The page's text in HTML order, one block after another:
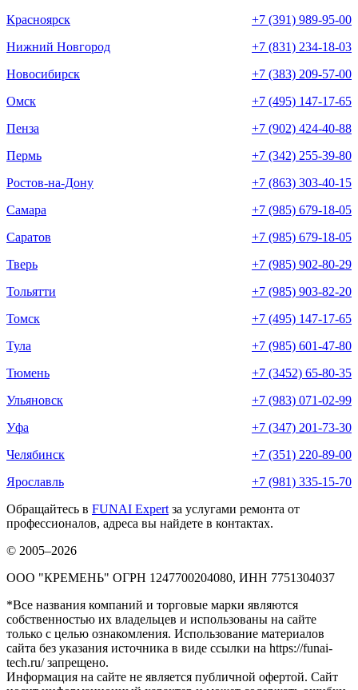
Красноярск
+7 (391) 989-95-00
Нижний Новгород
+7 (831) 234-18-03
Новосибирск
+7 (383) 209-57-00
Омск
+7 (495) 147-17-65
Пенза
+7 (902) 424-40-88
Пермь
+7 (342) 255-39-80
Ростов-на-Дону
+7 (863) 303-40-15
Самара
+7 (985) 679-18-05
Саратов
+7 (985) 679-18-05
Тверь
+7 (985) 902-80-29
Тольятти
+7 (985) 903-82-20
Томск
+7 (495) 147-17-65
Тула
+7 (985) 601-47-80
Тюмень
+7 (3452) 65-80-35
Ульяновск
+7 (983) 071-02-99
Уфа
+7 (347) 201-73-30
Челябинск
+7 (351) 220-89-00
Ярославль
+7 (981) 335-15-70
Обращайтесь в FUNAI Expert за услугами ремонта от
профессионалов, адреса вы найдете в контактах.
© 2005–2026
ООО "КРЕМЕНЬ" ОГРН 1247700204080, ИНН 7751304037
*Все названия компаний и торговые марки являются
собственностью их владельцев и использованы на сайте
только с целью ознакомления. Использование материалов
сайта без указания источника в виде ссылки на https://funai-
tech.ru/ запрещено.
Информация на сайте не является публичной офертой. Сайт